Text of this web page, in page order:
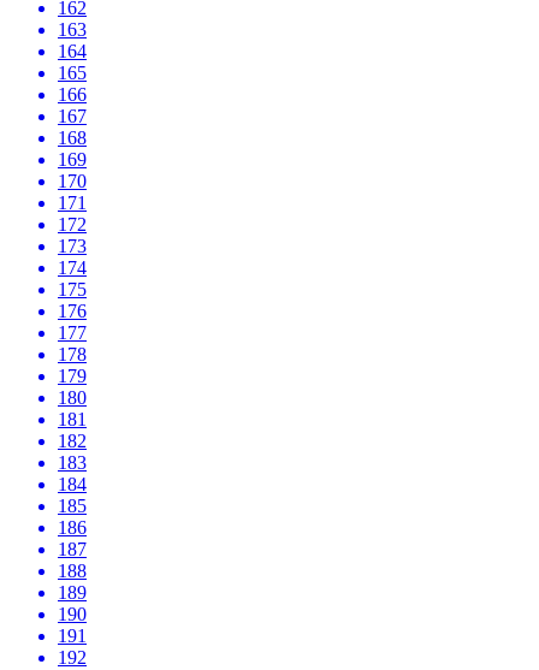
162
163
164
165
166
167
168
169
170
171
172
173
174
175
176
177
178
179
180
181
182
183
184
185
186
187
188
189
190
191
192